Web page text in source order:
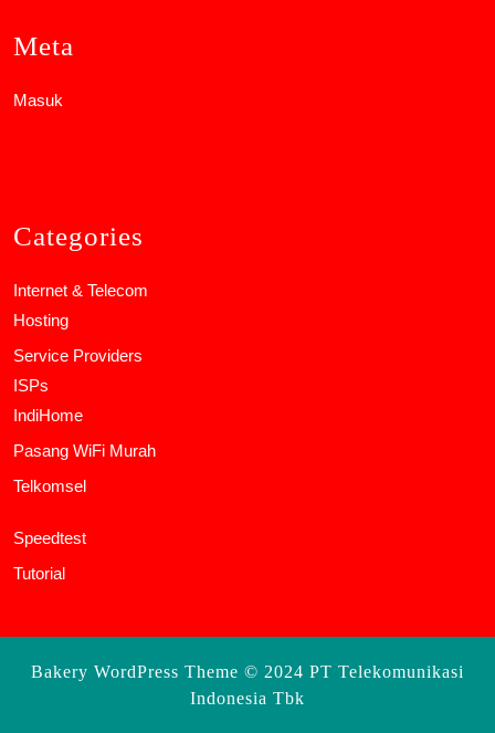
Meta
Masuk
Categories
Internet & Telecom
Hosting
Service Providers
ISPs
IndiHome
Pasang WiFi Murah
Telkomsel
Speedtest
Tutorial
Bakery WordPress Theme © 2024 PT Telekomunikasi
Indonesia Tbk